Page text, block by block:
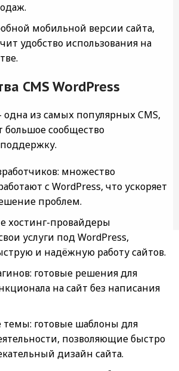
мобильной версии сайта,
удобство использования на
CMS WordPress
одна из самых популярных CMS,
большое сообщество
множество
с WordPress, что ускоряет
проблем.
хостинг-провайдеры
услуги под WordPress,
и надёжную работу сайтов.
готовые решения для
на сайт без написания
темы: готовые шаблоны для
позволяющие быстро
дизайн сайта.